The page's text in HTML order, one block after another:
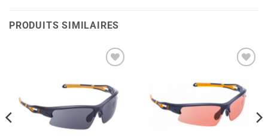
PRODUITS SIMILAIRES
à la liste
de
souhaits
à la liste
de
souhaits